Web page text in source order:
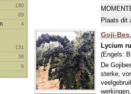
190
89
4
131
38
9
hoge
Tenslotte
de wok,
worden
makende
planten
hoe beter
Plaats dit
Goji-
Lycium
(Engels:
De
sterke,